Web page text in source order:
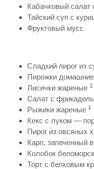
Кабачковый салат
Тайский суп с
Фруктовый мусс
Сладкий пирог из
Пирожки домашние
Лисички жареные 1
Салат с
Рыжики жареные 1
Кекс с луком —
Пирог из овсяных
Карп, запеченный
Колобок
Торт с белковым